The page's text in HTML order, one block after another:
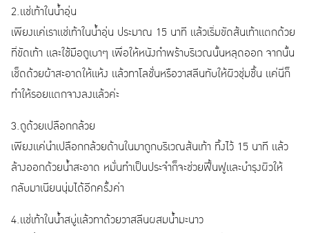
2.แช่เท้าในน้ำอุ่น
เพียงแค่เราแช่เท้าในน้ำอุ่น ประมาณ 15 นาที แล้วเริ่มขัดส้นเท้าแตกด้วย
ที่ขัดเท้า และใช้มือถูเบาๆ เพื่อให้หนังกำพร้าบริเวณนั้นหลุดออก จากนั้น
เช็ดด้วยผ้าสะอาดให้แห้ง แล้วทาโลชั่นหรือวาสลีนทับให้ผิวชุ่มชื้น แค่นี่ก็
ทำให้รอยแตกจางลงแล้วค่ะ
3.ถูด้วยเปลือกกล้วย
เพียงแค่นำเปลือกกล้วยด้านในมาถูกบริเวณส้นเท้า ทิ้งไว้ 15 นาที แล้ว
ล้างออกด้วยน้ำสะอาด หมั่นทำเป็นประจำก็จะช่วยฟื้นฟูและบำรุงผิวให้
กลับมาเนียนนุ่มได้อีกครั้งค่า
4.แช่เท้าในน้ำสบู่แล้วทาด้วยวาสลีนผสมน้ำมะนาว